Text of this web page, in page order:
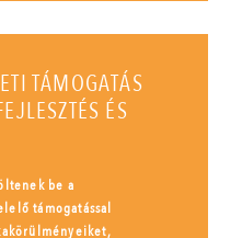
TÁMOGATÁS
ÉS
be a
támogatással